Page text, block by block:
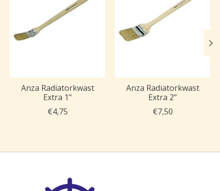
Anza Radiatorkwast
Extra 1"
€4,75
Anza Radiatorkwast
Extra 2"
€7,50